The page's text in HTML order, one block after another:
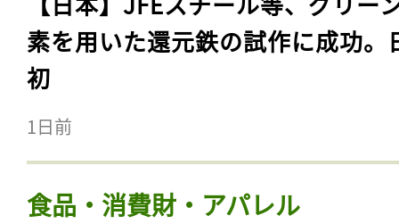
素を用いた還元鉄の試作に成功。
初
1日前
食品・消費財・アパレル